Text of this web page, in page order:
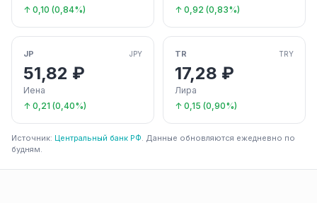
↑ 0,10 (0,84%)
↑ 0,92 (0,83%)
JP JPY
51,82 ₽
Иена
↑ 0,21 (0,40%)
TR TRY
17,28 ₽
Лира
↑ 0,15 (0,90%)
Источник: Центральный банк РФ. Данные обновляются ежедневно по
будням.